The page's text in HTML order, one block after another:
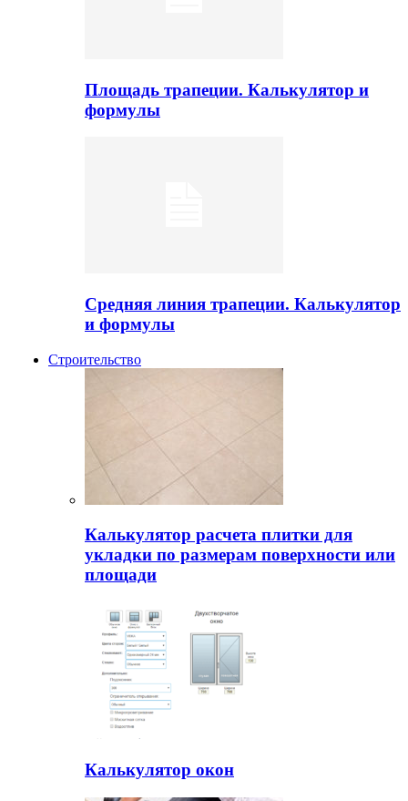
Площадь трапеции. Калькулятор и
формулы
Средняя линия трапеции. Калькулятор
и формулы
Строительство
Калькулятор расчета плитки для
укладки по размерам поверхности или
площади
Калькулятор окон